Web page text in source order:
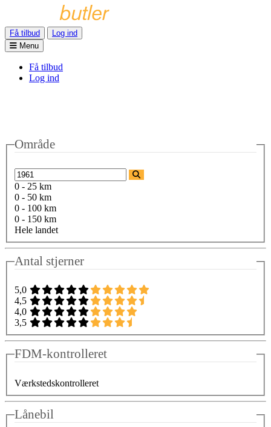
Få tilbud
Log ind
Menu
Få tilbud
Log ind
Område
0 - 25 km
0 - 50 km
0 - 100 km
0 - 150 km
Hele landet
Antal stjerner
5,0
4,5
4,0
3,5
FDM-kontrolleret
Værkstedskontrolleret
Lånebil